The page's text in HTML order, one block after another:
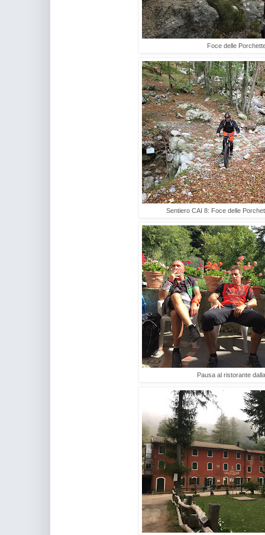
Foce delle
Sentiero CAI 8: Foce delle
Pausa al ristorante